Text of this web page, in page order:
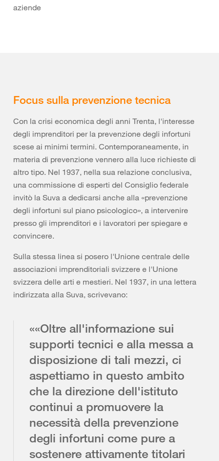
aziende
Focus sulla prevenzione tecnica
Con la crisi economica degli anni Trenta, l'interesse
degli imprenditori per la prevenzione degli infortuni
scese ai minimi termini. Contemporaneamente, in
materia di prevenzione vennero alla luce richieste di
altro tipo. Nel 1937, nella sua relazione conclusiva,
una commissione di esperti del Consiglio federale
invitò la Suva a dedicarsi anche alla «prevenzione
degli infortuni sul piano psicologico», a intervenire
presso gli imprenditori e i lavoratori per spiegare e
convincere.
Sulla stessa linea si posero l'Unione centrale delle
associazioni imprenditoriali svizzere e l'Unione
svizzera delle arti e mestieri. Nel 1937, in una lettera
indirizzata alla Suva, scrivevano:
««Oltre all'informazione sui
supporti tecnici e alla messa a
disposizione di tali mezzi, ci
aspettiamo in questo ambito
che la direzione dell'istituto
continui a promuovere la
necessità della prevenzione
degli infortuni come pure a
sostenere attivamente titolari